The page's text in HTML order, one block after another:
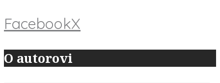
FacebookX
O autorovi